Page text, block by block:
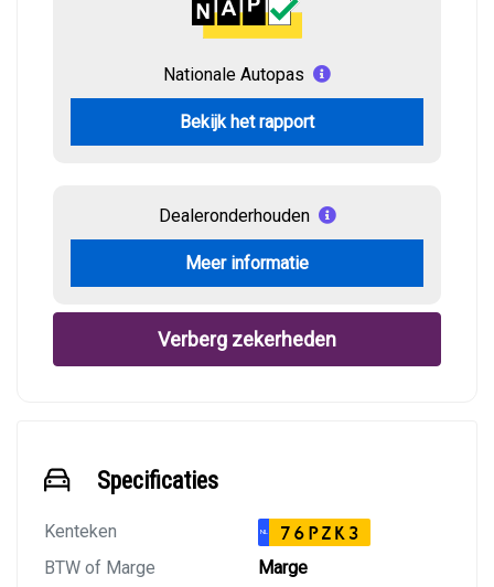
Nationale Autopas
Bekijk het rapport
Dealeronderhouden
Meer informatie
Verberg zekerheden
Specificaties
Kenteken NL 76PZK3
BTW of Marge
Marge